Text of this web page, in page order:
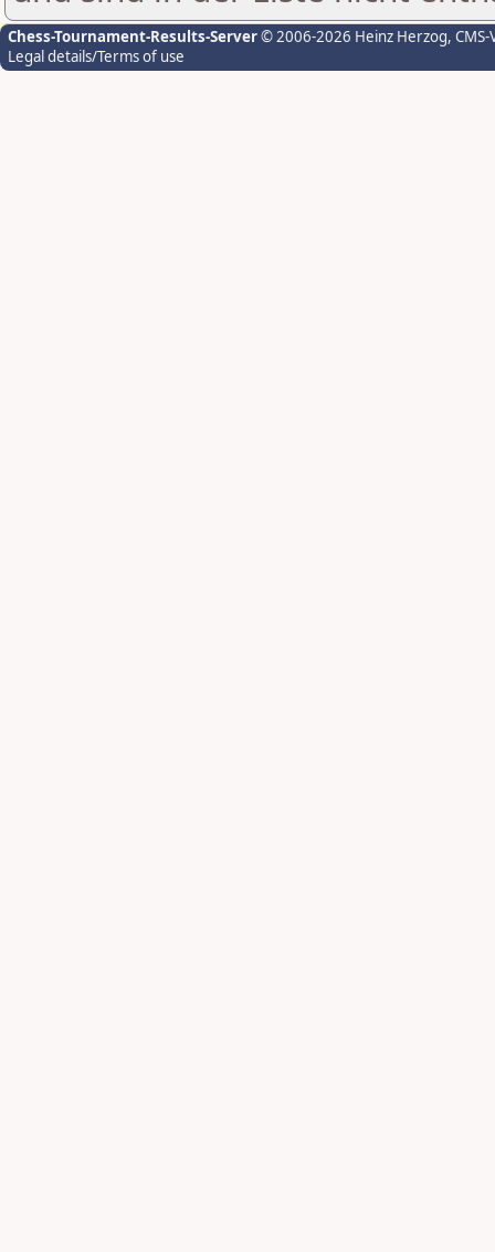
Chess-Tournament-Results-Server© 2006-2026 Heinz Herzog,
Legal details/Terms of use